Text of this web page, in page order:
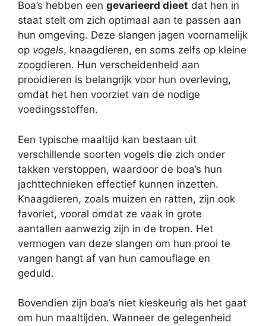
Boa’s hebben een gevarieerd dieet dat hen in
staat stelt om zich optimaal aan te passen aan
hun omgeving. Deze slangen jagen voornamelijk
op vogels, knaagdieren, en soms zelfs op kleine
zoogdieren. Hun verscheidenheid aan
prooidieren is belangrijk voor hun overleving,
omdat het hen voorziet van de nodige
voedingsstoffen.
Een typische maaltijd kan bestaan uit
verschillende soorten vogels die zich onder
takken verstoppen, waardoor de boa’s hun
jachttechnieken effectief kunnen inzetten.
Knaagdieren, zoals muizen en ratten, zijn ook
favoriet, vooral omdat ze vaak in grote
aantallen aanwezig zijn in de tropen. Het
vermogen van deze slangen om hun prooi te
vangen hangt af van hun camouflage en
geduld.
Bovendien zijn boa’s niet kieskeurig als het gaat
om hun maaltijden. Wanneer de gelegenheid